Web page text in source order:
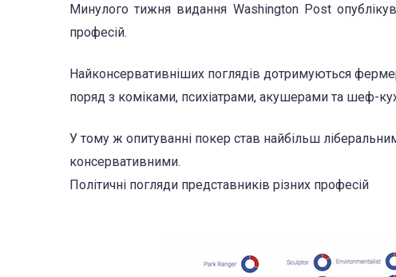
Минулого тижня видання Washington Post
професій.
Найконсервативніших поглядів дотримуються
поряд з коміками, психіатрами, акушерами та шеф-
У тому ж опитуванні покер став найбільш
консервативними.
Політичні погляди представників різних професій